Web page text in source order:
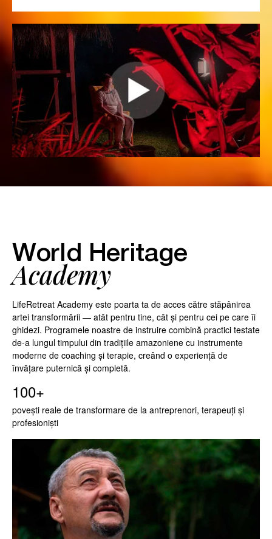
World Heritage
Academy
LifeRetreat Academy este poarta ta de acces către stăpânirea
artei transformării — atât pentru tine, cât și pentru cei pe care îi
ghidezi. Programele noastre de instruire combină practici testate
de-a lungul timpului din tradițiile amazoniene cu instrumente
moderne de coaching și terapie, creând o experiență de
învățare puternică și completă.
100+
povești reale de transformare de la antreprenori, terapeuți și
profesioniști